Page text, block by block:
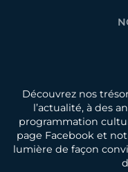
Découvrez nos
l’actualité, à des
programmation
page Facebook et
lumière de façon